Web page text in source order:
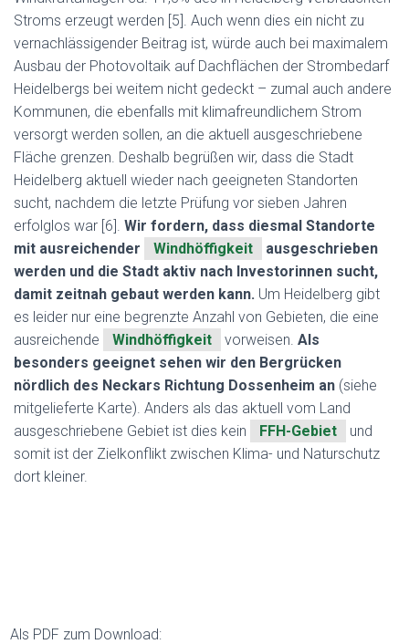
Stroms erzeugt werden [5]. Auch wenn dies ein nicht zu
vernachlässigender Beitrag ist, würde auch bei maximalem
Ausbau der Photovoltaik auf Dachflächen der Strombedarf
Heidelbergs bei weitem nicht gedeckt – zumal auch andere
Kommunen, die ebenfalls mit klimafreundlichem Strom
versorgt werden sollen, an die aktuell ausgeschriebene
Fläche grenzen. Deshalb begrüßen wir, dass die Stadt
Heidelberg aktuell wieder nach geeigneten Standorten
sucht, nachdem die letzte Prüfung vor sieben Jahren
erfolglos war [6]. Wir fordern, dass diesmal Standorte
mit ausreichender
Windhöffigkeit
ausgeschrieben
werden und die Stadt aktiv nach Investorinnen sucht,
damit zeitnah gebaut werden kann. Um Heidelberg gibt
es leider nur eine begrenzte Anzahl von Gebieten, die eine
ausreichende
Windhöffigkeit vorweisen. Als
besonders geeignet sehen wir den Bergrücken
nördlich des Neckars Richtung Dossenheim an (siehe
mitgelieferte Karte). Anders als das aktuell vom Land
ausgeschriebene Gebiet ist dies kein
FFH-Gebiet
und
somit ist der Zielkonflikt zwischen Klima- und Naturschutz
dort kleiner.
Als PDF zum Download: